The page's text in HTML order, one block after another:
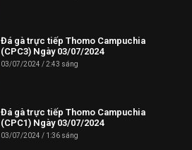
Đá gà trực tiếp Thomo Campuchia
(CPC3) Ngày 03/07/2024
03/07/2024 2:43 sáng
Đá gà trực tiếp Thomo Campuchia
(CPC1) Ngày 03/07/2024
03/07/2024 1:36 sáng